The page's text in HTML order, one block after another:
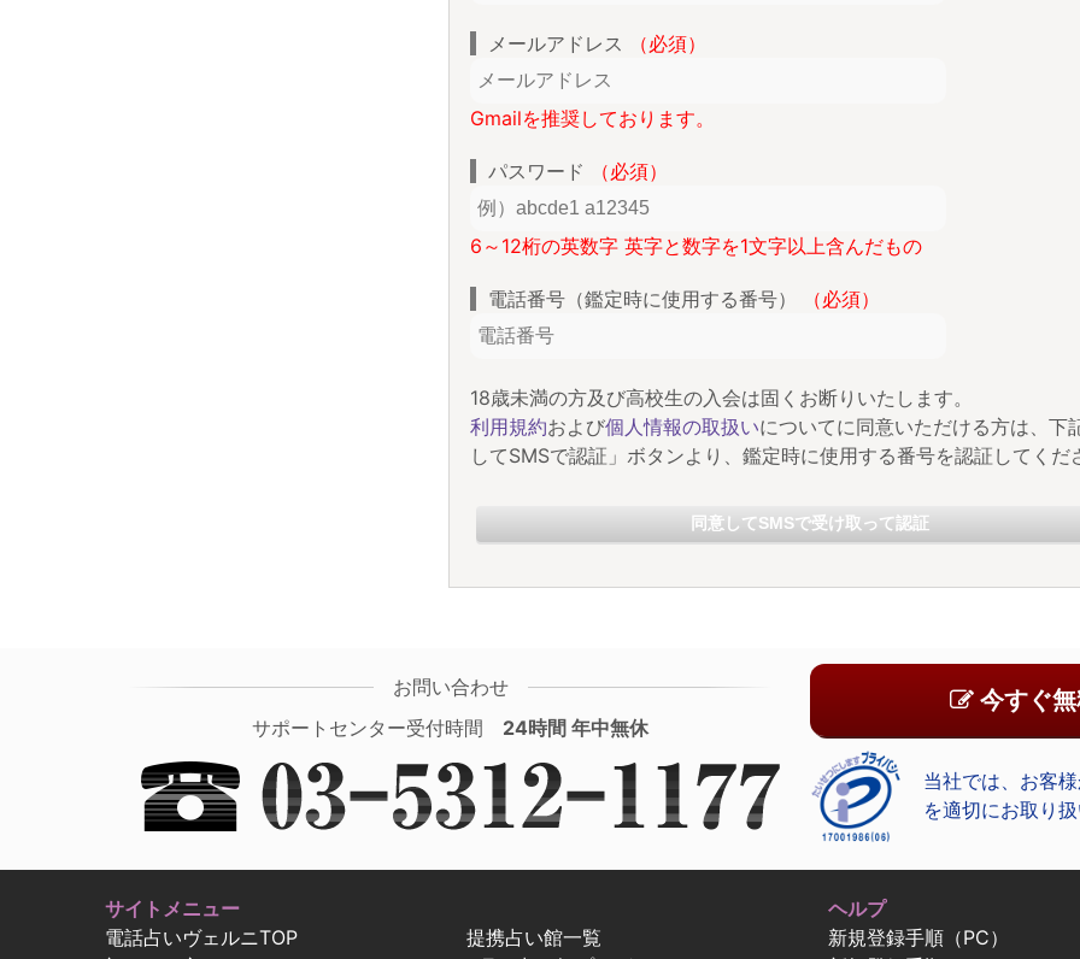
メールアドレス （必須）
Gmailを推奨しております。
パスワード （必須）
6～12桁の英数字 英字と数字を1文字以上含んだもの
電話番号（鑑定時に使用する番号） （必須）
18歳未満の方及び高校生の入会は固くお断りいたします。
利用規約および個人情報の取扱いについてに同意いただける方は、下
してSMSで認証」ボタンより、鑑定時に使用する番号を認証してくだ
同意してSMSで受け取って認証
お問い合わせ
サポートセンター受付時間 24時間 年中無休
今すぐ無
当社では、お客
を適切にお取り
サイトメニュー
電話占いヴェルニTOP
提携占い館一覧
ヘルプ
新規登録手順（PC）